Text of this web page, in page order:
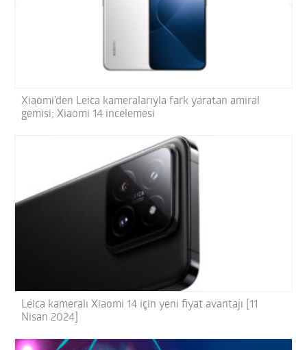
Xiaomi’den Leica kameralarıyla fark yaratan amiral
gemisi; Xiaomi 14 incelemesi
Leica kameralı Xiaomi 14 için yeni fiyat avantajı [11
Nisan 2024]